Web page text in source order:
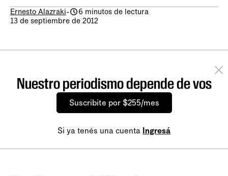
Ernesto Alazraki-
6 minutos de lectura
13 de septiembre de 2012
Nuestro periodismo depende de vos
Suscribite por $255/mes
Si ya tenés una cuenta Ingresá